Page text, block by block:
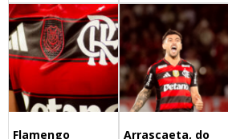
Flamengo
Arrascaeta, do